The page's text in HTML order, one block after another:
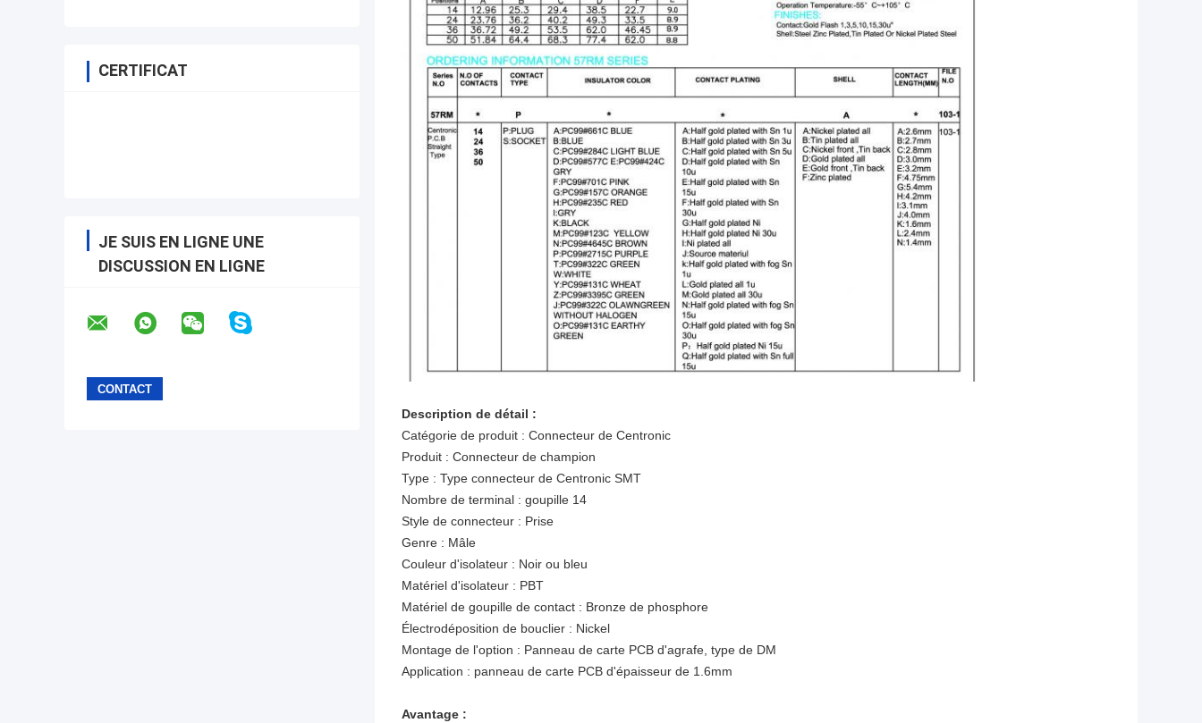
CERTIFICAT
JE SUIS EN LIGNE UNE
DISCUSSION EN LIGNE
Description de détail :
Catégorie de produit : Connecteur de Centronic
Produit : Connecteur de champion
Type : Type connecteur de Centronic SMT
Nombre de terminal : goupille 14
Style de connecteur : Prise
Genre : Mâle
Couleur d'isolateur : Noir ou bleu
Matériel d'isolateur : PBT
Matériel de goupille de contact : Bronze de phosphore
Électrodéposition de bouclier : Nickel
Montage de l'option : Panneau de carte PCB d'agrafe, type de DM
Application : panneau de carte PCB d'épaisseur de 1.6mm
Avantage :